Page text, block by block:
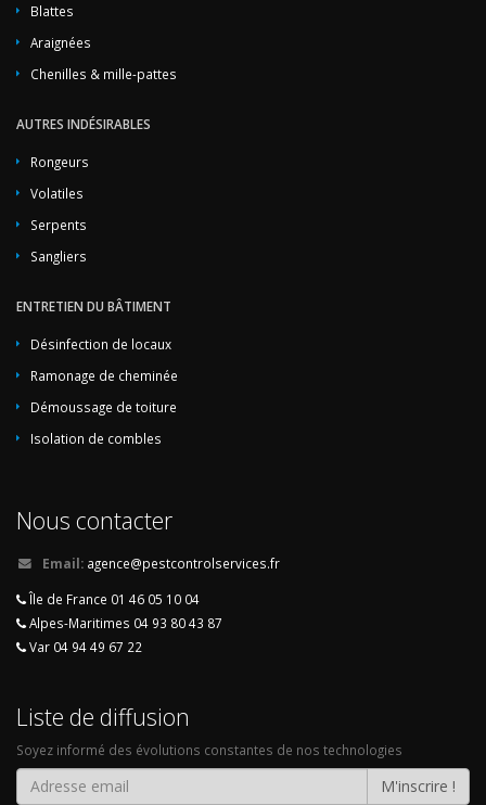
Blattes
Araignées
Chenilles & mille-pattes
AUTRES INDÉSIRABLES
Rongeurs
Volatiles
Serpents
Sangliers
ENTRETIEN DU BÂTIMENT
Désinfection de locaux
Ramonage de cheminée
Démoussage de toiture
Isolation de combles
Nous contacter
Email: agence@pestcontrolservices.fr
Île de France 01 46 05 10 04
Alpes-Maritimes 04 93 80 43 87
Var 04 94 49 67 22
Liste de diffusion
Soyez informé des évolutions constantes de nos technologies
M'inscrire !